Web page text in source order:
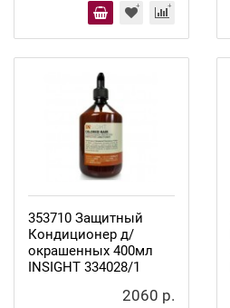
353710 Защитный
Кондиционер д/
окрашенных 400мл
INSIGHT 334028/1
2060 р.